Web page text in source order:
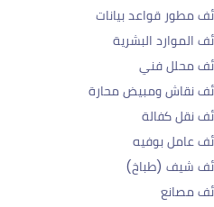
مطور قواعد بيانات
الموارد البشرية
محلل فني
نقاش ومبيض محارة
نقل كفالة
عامل بوفيه
شيف (طباخ)
مصانع